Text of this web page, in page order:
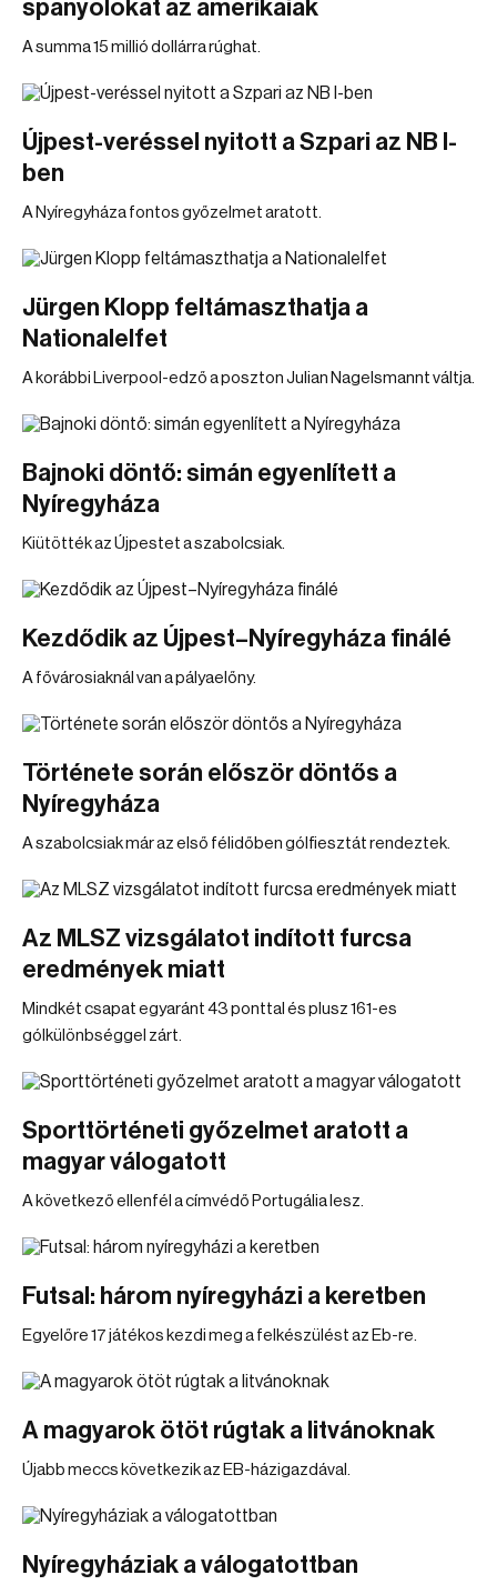
spanyolokat az amerikaiak
A summa 15 millió dollárra rúghat.
Újpest-veréssel nyitott a Szpari az NB I-
ben
A Nyíregyháza fontos győzelmet aratott.
Jürgen Klopp feltámaszthatja a
Nationalelfet
A korábbi Liverpool-edző a poszton Julian Nagelsmannt váltja.
Bajnoki döntő: simán egyenlített a
Nyíregyháza
Kiütötték az Újpestet a szabolcsiak.
Kezdődik az Újpest–Nyíregyháza finálé
A fővárosiaknál van a pályaelőny.
Története során először döntős a
Nyíregyháza
A szabolcsiak már az első félidőben gólfiesztát rendeztek.
Az MLSZ vizsgálatot indított furcsa
eredmények miatt
Mindkét csapat egyaránt 43 ponttal és plusz 161-es
gólkülönbséggel zárt.
Sporttörténeti győzelmet aratott a
magyar válogatott
A következő ellenfél a címvédő Portugália lesz.
Futsal: három nyíregyházi a keretben
Egyelőre 17 játékos kezdi meg a felkészülést az Eb-re.
A magyarok ötöt rúgtak a litvánoknak
Újabb meccs következik az EB-házigazdával.
Nyíregyháziak a válogatottban